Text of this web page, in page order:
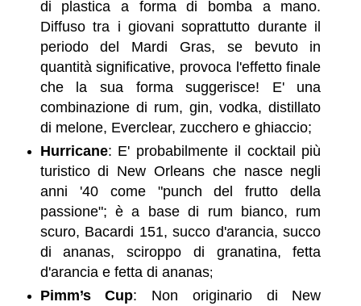
di plastica a forma di bomba a mano.
Diffuso tra i giovani soprattutto durante il
periodo del Mardi Gras, se bevuto in
quantità significative, provoca l'effetto finale
che la sua forma suggerisce! E' una
combinazione di rum, gin, vodka, distillato
di melone, Everclear, zucchero e ghiaccio;
Hurricane: E' probabilmente il cocktail più
turistico di New Orleans che nasce negli
anni '40 come "punch del frutto della
passione"; è a base di rum bianco, rum
scuro, Bacardi 151, succo d'arancia, succo
di ananas, sciroppo di granatina, fetta
d'arancia e fetta di ananas;
Pimm’s Cup: Non originario di New